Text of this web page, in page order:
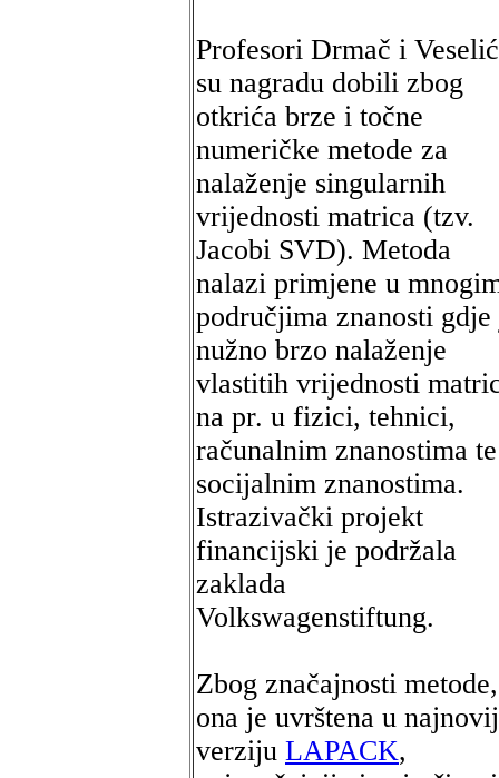
Profesori Drmač i Veselić
su nagradu dobili zbog
otkrića brze i točne
numeričke metode za
nalaženje singularnih
vrijednosti matrica (tzv.
Jacobi SVD). Metoda
nalazi primjene u
područjima znanosti gdje
nužno brzo nalaženje
vlastitih vrijednosti
na pr. u fizici, tehnici,
računalnim znanostima
socijalnim znanostima.
Istrazivački projekt
financijski je podržala
zaklada
Volkswagenstiftung.
Zbog značajnosti metode,
ona je uvrštena u
verziju LAPACK,